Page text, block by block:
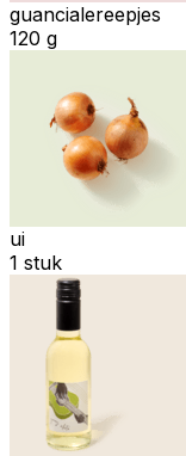
guancialereepjes
120 g
ui
1 stuk